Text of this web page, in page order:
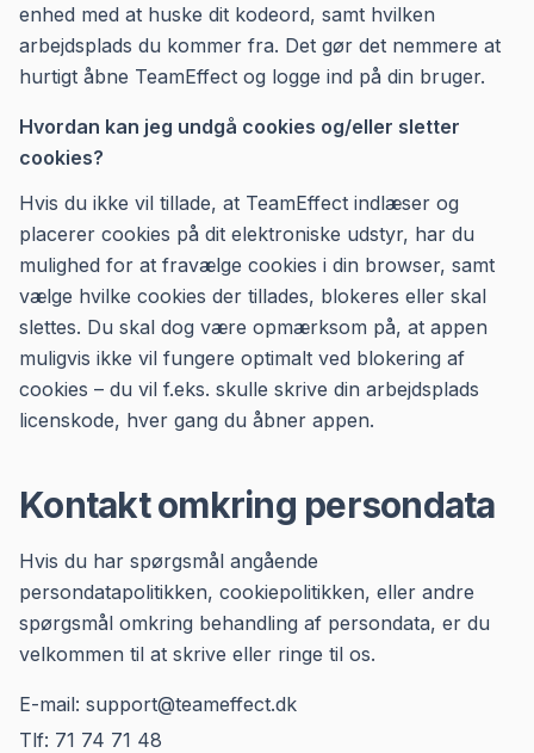
enhed med at huske dit kodeord, samt hvilken
arbejdsplads du kommer fra. Det gør det nemmere at
hurtigt åbne TeamEffect og logge ind på din bruger.
Hvordan kan jeg undgå cookies og/eller sletter
cookies?
Hvis du ikke vil tillade, at TeamEffect indlæser og
placerer cookies på dit elektroniske udstyr, har du
mulighed for at fravælge cookies i din browser, samt
vælge hvilke cookies der tillades, blokeres eller skal
slettes. Du skal dog være opmærksom på, at appen
muligvis ikke vil fungere optimalt ved blokering af
cookies – du vil f.eks. skulle skrive din arbejdsplads
licenskode, hver gang du åbner appen.
Kontakt omkring persondata
Hvis du har spørgsmål angående
persondatapolitikken, cookiepolitikken, eller andre
spørgsmål omkring behandling af persondata, er du
velkommen til at skrive eller ringe til os.
E-mail: support@teameffect.dk
Tlf: 71 74 71 48